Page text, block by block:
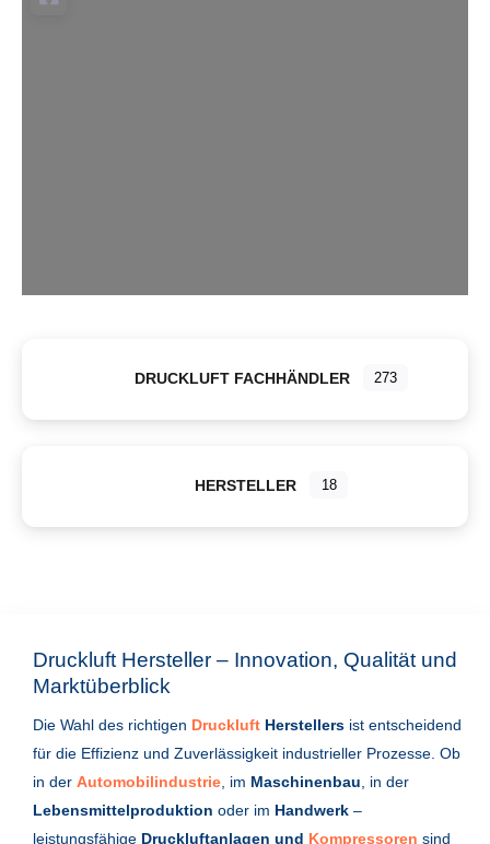
DRUCKLUFT FACHHÄNDLER 273
HERSTELLER 18
Druckluft Hersteller – Innovation, Qualität und
Marktüberblick
Die Wahl des richtigen Druckluft Herstellers ist entscheidend
für die Effizienz und Zuverlässigkeit industrieller Prozesse. Ob
in der Automobilindustrie, im Maschinenbau, in der
Lebensmittelproduktion oder im Handwerk –
leistungsfähige Druckluftanlagen und Kompressoren sind